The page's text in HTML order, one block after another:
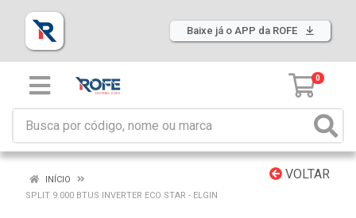
Baixe já o APP da ROFE
0
VOLTAR
INÍCIO
SPLIT 9.000 BTUS INVERTER ECO STAR - ELGIN